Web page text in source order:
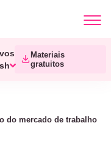
Materiais
gratuitos
do mercado de trabalho